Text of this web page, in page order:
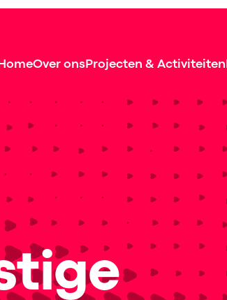
HomeOver ons Projecten & Activiteiten